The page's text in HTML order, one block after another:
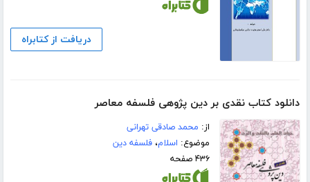
دریافت از کتابراه
دانلود کتاب نقدی بر دین پژوهی فلسفه معاصر
از: محمد صادقی تهرانی
موضوع: اسلام،فلسفه دین
۴۳۶ صفحه